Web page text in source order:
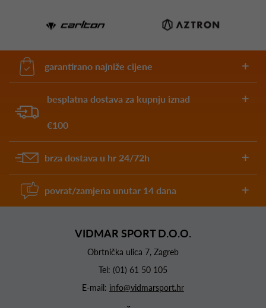
garantirano najniže cijene
besplatna dostava za kupnju iznad
€100
brza dostava u hr 24/72h
povrat/zamjena unutar 14 dana
VIDMAR SPORT D.O.O.
Obrtnička ulica 7, Zagreb
Tel: (01) 61 50 105
E-mail: info@vidmarsport.hr